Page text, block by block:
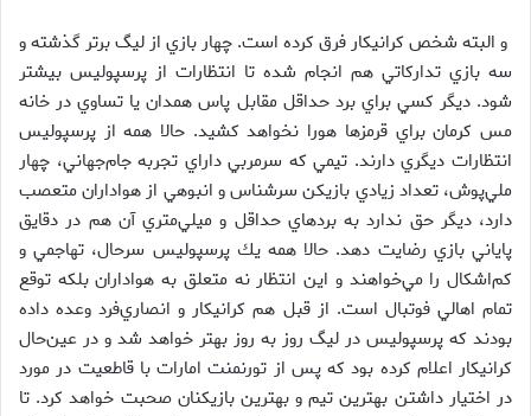
و البته شخص كرانيكار فرق كرده است. چهار بازي از ليگ برتر گذشته و
سه بازي تداركاتي هم انجام شده تا انتظارات از پرسپوليس بيشتر
شود. ديگر كسي براي برد حداقل مقابل پاس همدان يا تساوي در خانه
مس كرمان براي قرمزها هورا نخواهد كشيد. حالا همه از پرسپوليس
انتظارات ديگري دارند. تيمي كه سرمربي داراي تجربه جام‌جهاني،‌ چهار
ملي‌پوش، تعداد زيادي بازيكن سرشناس و انبوهي از هواداران متعصب
دارد، ديگر حق ندارد به بردهاي حداقل و ميلي‌متري آن هم در دقايق
پاياني بازي رضايت دهد. حالا همه يك پرسپوليس سرحال‌، تهاجمي و
كم‌اشكال را مي‌خواهند و اين انتظار نه متعلق به هواداران بلكه توقع
تمام اهالي فوتبال است. از قبل هم كرانيكار و انصاري‌فرد وعده داده
بودند كه پرسپوليس در ليگ روز به روز بهتر خواهد شد و در عين‌حال
كرانيكار اعلام كرده بود كه پس از تورنمنت امارات با قاطعيت در مورد
در اختيار داشتن بهترين تيم و بهترين بازيكنان صحبت خواهد كرد. تا